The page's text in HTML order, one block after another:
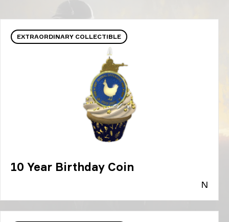
EXTRAORDINARY COLLECTIBLE
10 Year Birthday Coin
N